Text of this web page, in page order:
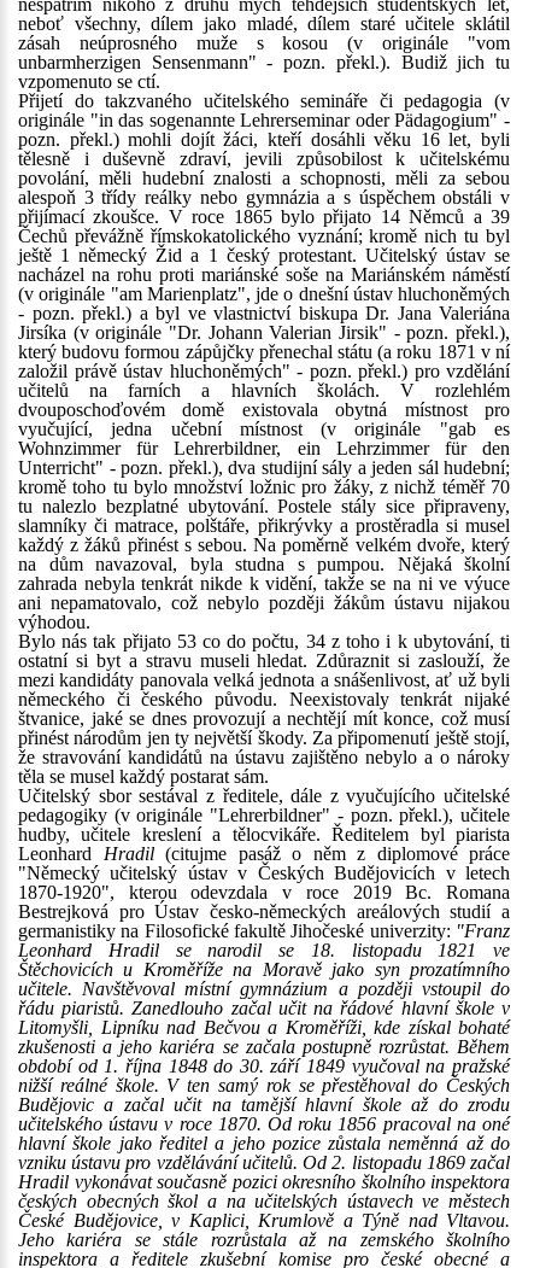
nespatřím nikoho z druhů mých tehdejších studentských let,
neboť všechny, dílem jako mladé, dílem staré učitele sklátil
zásah neúprosného muže s kosou (v originále "vom
unbarmherzigen Sensenmann" - pozn. překl.). Budiž jich tu
vzpomenuto se ctí.
Přijetí do takzvaného učitelského semináře či pedagogia (v
originále "in das sogenannte Lehrerseminar oder Pädagogium" -
pozn. překl.) mohli dojít žáci, kteří dosáhli věku 16 let, byli
tělesně i duševně zdraví, jevili způsobilost k učitelskému
povolání, měli hudební znalosti a schopnosti, měli za sebou
alespoň 3 třídy reálky nebo gymnázia a s úspěchem obstáli v
přijímací zkoušce. V roce 1865 bylo přijato 14 Němců a 39
Čechů převážně římskokatolického vyznání; kromě nich tu byl
ještě 1 německý Žid a 1 český protestant. Učitelský ústav se
nacházel na rohu proti mariánské soše na Mariánském náměstí
(v originále "am Marienplatz", jde o dnešní ústav hluchoněmých
- pozn. překl.) a byl ve vlastnictví biskupa Dr. Jana Valeriána
Jirsíka (v originále "Dr. Johann Valerian Jirsik" - pozn. překl.),
který budovu formou zápůjčky přenechal státu (a roku 1871 v ní
založil právě ústav hluchoněmých" - pozn. překl.) pro vzdělání
učitelů na farních a hlavních školách. V rozlehlém
dvouposchoďovém domě existovala obytná místnost pro
vyučující, jedna učební místnost (v originále "gab es
Wohnzimmer für Lehrerbildner, ein Lehrzimmer für den
Unterricht" - pozn. překl.), dva studijní sály a jeden sál hudební;
kromě toho tu bylo množství ložnic pro žáky, z nichž téměř 70
tu nalezlo bezplatné ubytování. Postele stály sice připraveny,
slamníky či matrace, polštáře, přikrývky a prostěradla si musel
každý z žáků přinést s sebou. Na poměrně velkém dvoře, který
na dům navazoval, byla studna s pumpou. Nějaká školní
zahrada nebyla tenkrát nikde k vidění, takže se na ni ve výuce
ani nepamatovalo, což nebylo později žákům ústavu nijakou
výhodou.
Bylo nás tak přijato 53 co do počtu, 34 z toho i k ubytování, ti
ostatní si byt a stravu museli hledat. Zdůraznit si zaslouží, že
mezi kandidáty panovala velká jednota a snášenlivost, ať už byli
německého či českého původu. Neexistovaly tenkrát nijaké
štvanice, jaké se dnes provozují a nechtějí mít konce, což musí
přinést národům jen ty největší škody. Za připomenutí ještě stojí,
že stravování kandidátů na ústavu zajištěno nebylo a o nároky
těla se musel každý postarat sám.
Učitelský sbor sestával z ředitele, dále z vyučujícího učitelské
pedagogiky (v originále "Lehrerbildner" - pozn. překl.), učitele
hudby, učitele kreslení a tělocvikáře. Ředitelem byl piarista
Leonhard Hradil(citujme pasáž o něm z diplomové práce
"Německý učitelský ústav v Českých Budějovicích v letech
1870-1920", kterou odevzdala v roce 2019 Bc. Romana
Bestrejková pro Ústav česko-německých areálových studií a
germanistiky na Filosofické fakultě Jihočeské univerzity: "Franz
Leonhard Hradil se narodil se 18. listopadu 1821 ve
Štěchovicích u Kroměříže na Moravě jako syn prozatímního
učitele. Navštěvoval místní gymnázium a později vstoupil do
řádu piaristů. Zanedlouho začal učit na řádové hlavní škole v
Litomyšli, Lipníku nad Bečvou a Kroměříži, kde získal bohaté
zkušenosti a jeho kariéra se začala postupně rozrůstat. Během
období od 1. října 1848 do 30. září 1849 vyučoval na pražské
nižší reálné škole. V ten samý rok se přestěhoval do Českých
Budějovic a začal učit na tamější hlavní škole až do zrodu
učitelského ústavu v roce 1870. Od roku 1856 pracoval na oné
hlavní škole jako ředitel a jeho pozice zůstala neměnná až do
vzniku ústavu pro vzdělávání učitelů. Od 2. listopadu 1869 začal
Hradil vykonávat současně pozici okresního školního inspektora
českých obecných škol a na učitelských ústavech ve městech
České Budějovice, v Kaplici, Krumlově a Týně nad Vltavou.
Jeho kariéra se stále rozrůstala až na zemského školního
inspektora a ředitele zkušební komise pro české obecné a